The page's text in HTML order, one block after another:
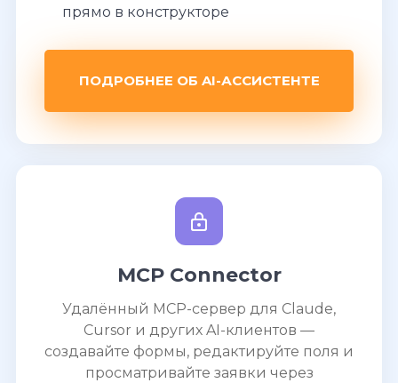
прямо в конструкторе
ПОДРОБНЕЕ ОБ AI-АССИСТЕНТЕ
MCP Connector
Удалённый MCP-сервер для Claude,
Cursor и других AI-клиентов —
создавайте формы, редактируйте поля и
просматривайте заявки через